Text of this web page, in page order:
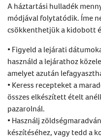
A háztartási hulladék
módjával folytatódik. Íme
csökkenthetjük a kidobott
• Figyeld a lejárati
használd a lejárathoz
amelyet azután
• Keress recepteket a
összes elkészített ételt
pazarolnál.
• Használj
készítéséhez, vagy tedd a